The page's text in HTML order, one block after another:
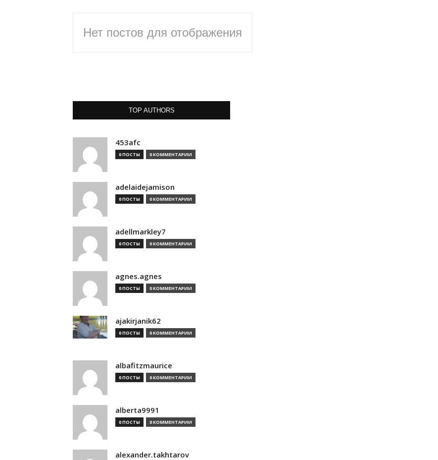
Нет постов для отображения
TOP AUTHORS
453afc
0 ПОСТЫ 0 КОММЕНТАРИИ
adelaidejamison
0 ПОСТЫ 0 КОММЕНТАРИИ
adellmarkley7
0 ПОСТЫ 0 КОММЕНТАРИИ
agnes.agnes
0 ПОСТЫ 0 КОММЕНТАРИИ
ajakirjanik62
0 ПОСТЫ 0 КОММЕНТАРИИ
albafitzmaurice
0 ПОСТЫ 0 КОММЕНТАРИИ
alberta9991
0 ПОСТЫ 0 КОММЕНТАРИИ
alexander.takhtarov